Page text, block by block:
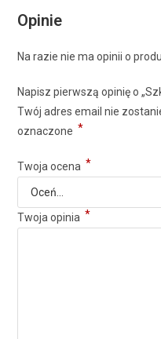
Opinie
Na razie nie ma opinii o
Napisz pierwszą opinię o
Twój adres email nie
oznaczone *
Twoja ocena *
Twoja opinia *